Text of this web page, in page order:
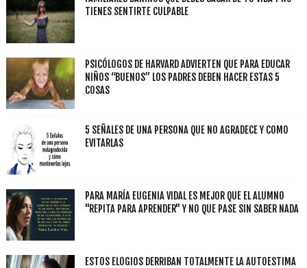
TIENES SENTIRTE CULPABLE
PSICÓLOGOS DE HARVARD ADVIERTEN QUE PARA EDUCAR
NIÑOS “BUENOS” LOS PADRES DEBEN HACER ESTAS 5
COSAS
5 SEÑALES DE UNA PERSONA QUE NO AGRADECE Y COMO
EVITARLAS
PARA MARÍA EUGENIA VIDAL ES MEJOR QUE EL ALUMNO
"REPITA PARA APRENDER" Y NO QUE PASE SIN SABER NADA
ESTOS ELOGIOS DERRIBAN TOTALMENTE LA AUTOESTIMA